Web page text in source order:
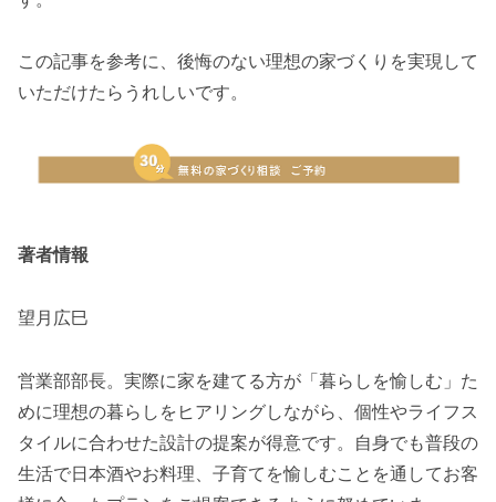
この記事を参考に、後悔のない理想の家づくりを実現して
いただけたらうれしいです。
著者情報
望月広巳
営業部部長。実際に家を建てる方が「暮らしを愉しむ」た
めに理想の暮らしをヒアリングしながら、個性やライフス
タイルに合わせた設計の提案が得意です。自身でも普段の
生活で日本酒やお料理、子育てを愉しむことを通してお客